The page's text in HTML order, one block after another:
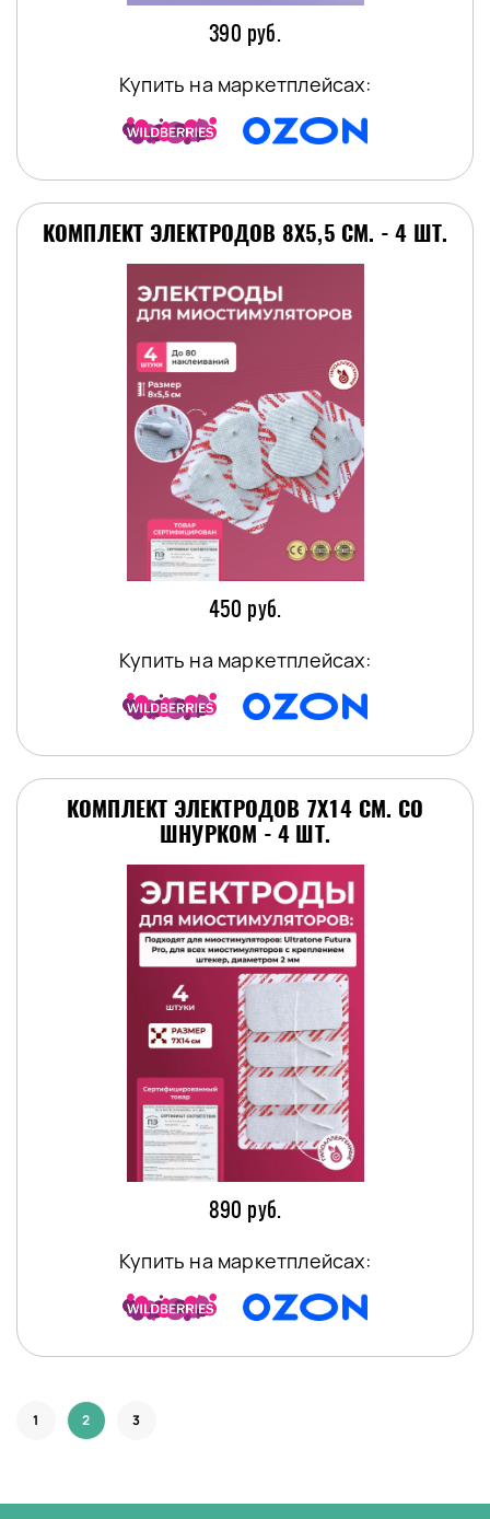
390 руб.
Купить на маркетплейсах:
КОМПЛЕКТ ЭЛЕКТРОДОВ 8Х5,5 СМ. - 4 ШТ.
450 руб.
Купить на маркетплейсах:
КОМПЛЕКТ ЭЛЕКТРОДОВ 7Х14 СМ. СО
ШНУРКОМ - 4 ШТ.
890 руб.
Купить на маркетплейсах:
1 2 3